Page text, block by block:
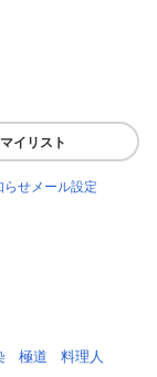
マイリスト
らせメール設定
極道 料理人